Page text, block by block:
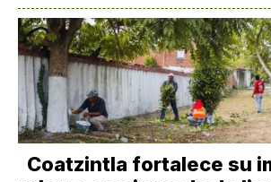
Coatzintla fortalece su